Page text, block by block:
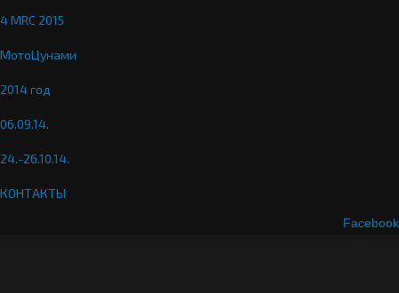
4 MRC 2015
МотоЦунами
2014 год
06.09.14.
24.-26.10.14.
КОНТАКТЫ
Facebook